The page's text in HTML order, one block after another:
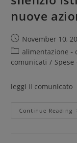
nuove
November 10,
alimentazione -
comunicati / Spese
leggi il comunicato
Continue Reading